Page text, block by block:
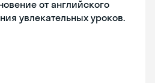
от английского
увлекательных уроков.